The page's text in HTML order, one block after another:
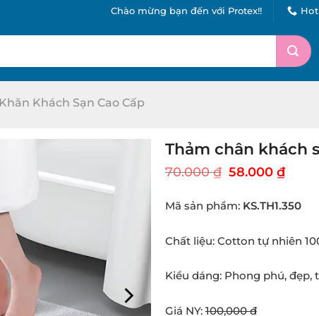
Chào mừng bạn đến với Protex!!
Khăn Khách Sạn Cao Cấp
Thảm chân khách
70.000₫ Original
70.000 ₫.
58.000₫
Mã sản phẩm: KS.TH1.350
Chất liệu: Cotton tự nhiên
Kiểu dáng: Phong phú,
Giá NY:100,000 đ